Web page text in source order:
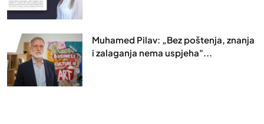
Muhamed Pilav: „Bez poštenja, znanja
i zalaganja nema uspjeha"...